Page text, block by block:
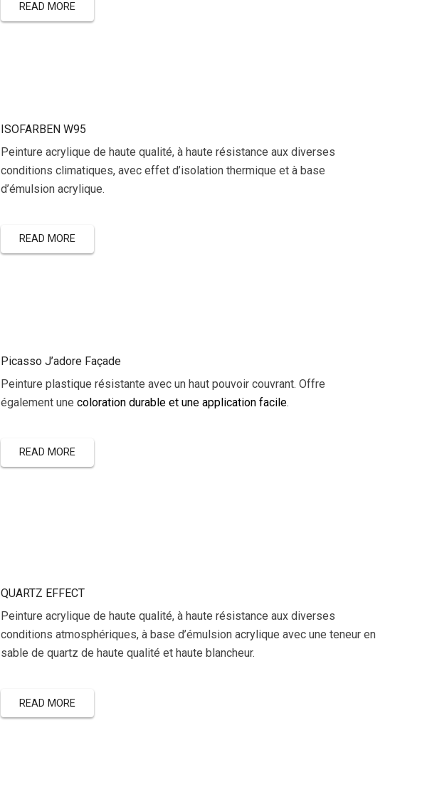
READ MORE
ISOFARBEN W95
Peinture acrylique de haute qualité, à haute résistance aux diverses
conditions climatiques, avec effet d’isolation thermique et à base
d’émulsion acrylique.
READ MORE
Picasso J’adore Façade
Peinture plastique résistante avec un haut pouvoir couvrant. Offre
également une coloration durable et une application facile.
READ MORE
QUARTZ EFFECT
Peinture acrylique de haute qualité, à haute résistance aux diverses
conditions atmosphériques, à base d’émulsion acrylique avec une teneur en
sable de quartz de haute qualité et haute blancheur.
READ MORE